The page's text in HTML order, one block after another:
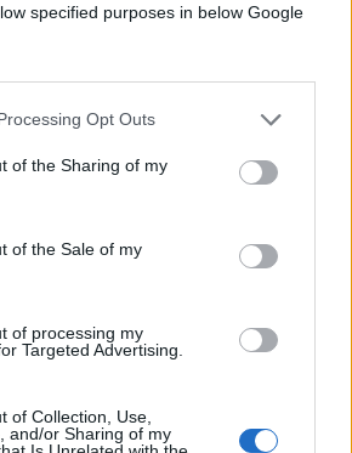
specified purposes in below Google
Opt Outs
of the Sharing of my
of the Sale of my
of processing my
Targeted Advertising.
of Collection, Use,
and/or Sharing of my
razvoj BiH.
i ojačati odnose između
konkretnim projektima.
predsjedavajućeg Zvizdića,
zapadnog Balkana Edi Rama
(Makedonija), Ana Brnabić
(Crna Gora) i Ramush
i zamjenik
i ministar vanjske trgovine i
BiH Mirko Šarović, saopšteno